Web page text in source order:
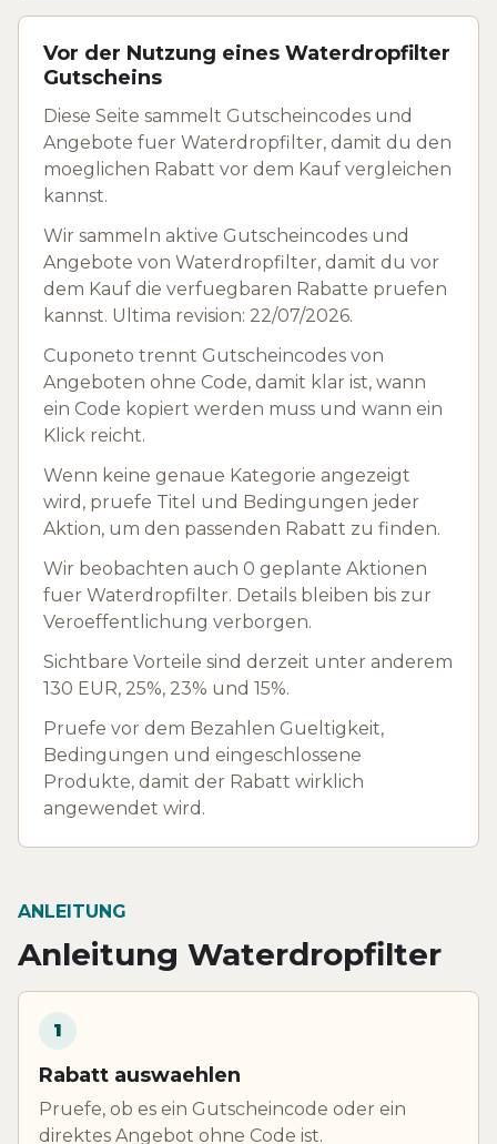
Vor der Nutzung eines Waterdropfilter
Gutscheins
Diese Seite sammelt Gutscheincodes und
Angebote fuer Waterdropfilter, damit du den
moeglichen Rabatt vor dem Kauf vergleichen
kannst.
Wir sammeln aktive Gutscheincodes und
Angebote von Waterdropfilter, damit du vor
dem Kauf die verfuegbaren Rabatte pruefen
kannst. Ultima revision: 22/07/2026.
Cuponeto trennt Gutscheincodes von
Angeboten ohne Code, damit klar ist, wann
ein Code kopiert werden muss und wann ein
Klick reicht.
Wenn keine genaue Kategorie angezeigt
wird, pruefe Titel und Bedingungen jeder
Aktion, um den passenden Rabatt zu finden.
Wir beobachten auch 0 geplante Aktionen
fuer Waterdropfilter. Details bleiben bis zur
Veroeffentlichung verborgen.
Sichtbare Vorteile sind derzeit unter anderem
130 EUR, 25%, 23% und 15%.
Pruefe vor dem Bezahlen Gueltigkeit,
Bedingungen und eingeschlossene
Produkte, damit der Rabatt wirklich
angewendet wird.
ANLEITUNG
Anleitung Waterdropfilter
1
Rabatt auswaehlen
Pruefe, ob es ein Gutscheincode oder ein
direktes Angebot ohne Code ist.